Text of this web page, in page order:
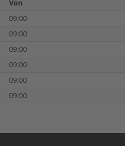
Von
09:00
09:00
09:00
09:00
09:00
09:00